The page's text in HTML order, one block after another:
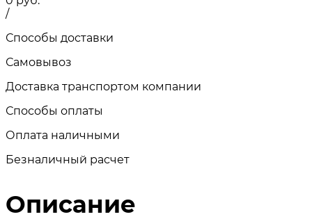
/
Способы доставки
Самовывоз
Доставка транспортом компании
Способы оплаты
Оплата наличными
Безналичный расчет
Описание